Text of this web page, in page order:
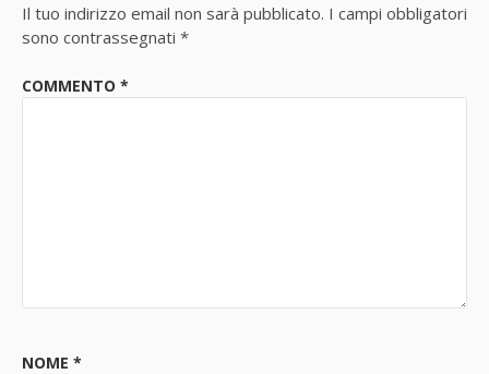
Il tuo indirizzo email non sarà pubblicato. I campi obbligatori
sono contrassegnati *
COMMENTO *
NOME *